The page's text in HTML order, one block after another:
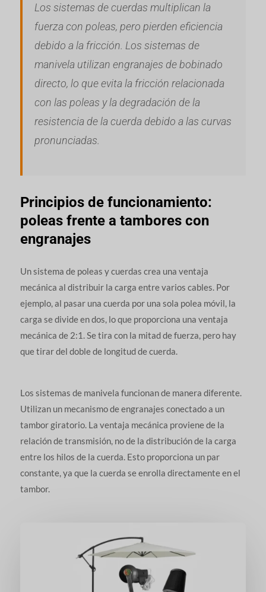
Los sistemas de cuerdas multiplican la
fuerza con poleas, pero pierden eficiencia
debido a la fricción. Los sistemas de
manivela utilizan engranajes de bobinado
directo, lo que evita la fricción relacionada
con las poleas y la degradación de la
resistencia de la cuerda debido a las curvas
pronunciadas.
Principios de funcionamiento:
poleas frente a tambores con
engranajes
Un sistema de poleas y cuerdas crea una ventaja
mecánica al distribuir la carga entre varios cables. Por
ejemplo, al pasar una cuerda por una sola polea móvil, la
carga se divide en dos, lo que proporciona una ventaja
mecánica de 2:1. Se tira con la mitad de fuerza, pero hay
que tirar del doble de longitud de cuerda.
Los sistemas de manivela funcionan de manera diferente.
Utilizan un mecanismo de engranajes conectado a un
tambor giratorio. La ventaja mecánica proviene de la
relación de transmisión, no de la distribución de la carga
entre los hilos de la cuerda. Esto proporciona un par
constante, ya que la cuerda se enrolla directamente en el
tambor.